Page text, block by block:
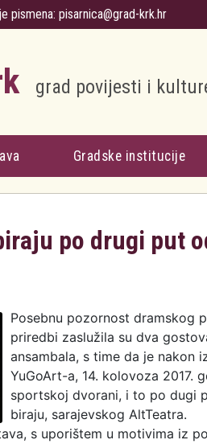
pismena: pisarnica@grad-krk.hr
grad povijesti i
Gradske institucije
po drugi put
Posebnu pozornost dramskog
priredbi zaslužila su dva
ansambala, s time da je nakon
YuGoArt-a, 14. kolovoza 2017.
sportskoj dvorani, i to po dugi
biraju, sarajevskog AltTeatra.
s uporištem u motivima iz